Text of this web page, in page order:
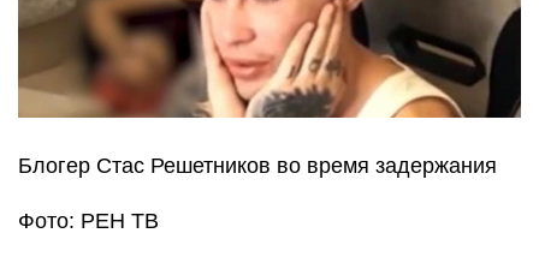
Блогер Стас Решетников во время задержания
Фото: РЕН ТВ